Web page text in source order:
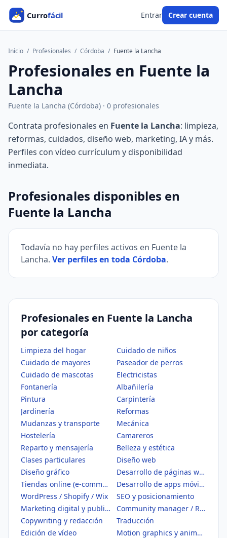
Entrar Crear cuenta
Inicio / Profesionales / Córdoba / Fuente la Lancha
Profesionales en Fuente la
Lancha
Fuente la Lancha (Córdoba) · 0 profesionales
Contrata profesionales en Fuente la Lancha: limpieza,
reformas, cuidados, diseño web, marketing, IA y más.
Perfiles con vídeo currículum y disponibilidad
inmediata.
Profesionales disponibles en
Fuente la Lancha
Todavía no hay perfiles activos en Fuente la
Lancha. Ver perfiles en toda Córdoba.
Profesionales en Fuente la Lancha
por categoría
Limpieza del hogar
Cuidado de niños
Cuidado de mayores
Paseador de perros
Cuidado de mascotas
Electricistas
Fontanería
Albañilería
Pintura
Carpintería
Jardinería
Reformas
Mudanzas y transporte
Mecánica
Hostelería
Camareros
Reparto y mensajería
Belleza y estética
Clases particulares
Diseño web
Diseño gráfico
Desarrollo de páginas web
Tiendas online (e-commerce)
Desarrollo de apps móviles
WordPress / Shopify / Wix
SEO y posicionamiento
Marketing digital y publicidad
Community manager / Redes sociales
Copywriting y redacción
Traducción
Edición de vídeo
Motion graphics y animación